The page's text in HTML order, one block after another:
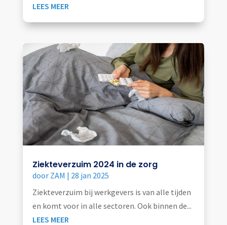
LEES MEER
Ziekteverzuim 2024 in de zorg
door ZAM | 28 jan 2025
Ziekteverzuim bij werkgevers is van alle tijden
en komt voor in alle sectoren. Ook binnen de...
LEES MEER